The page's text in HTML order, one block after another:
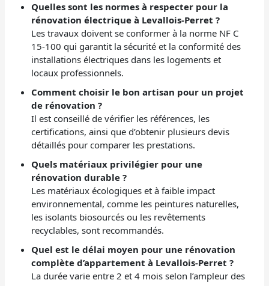
Quelles sont les normes à respecter pour la
rénovation électrique à Levallois-Perret ?
Les travaux doivent se conformer à la norme NF C
15-100 qui garantit la sécurité et la conformité des
installations électriques dans les logements et
locaux professionnels.
Comment choisir le bon artisan pour un projet
de rénovation ?
Il est conseillé de vérifier les références, les
certifications, ainsi que d’obtenir plusieurs devis
détaillés pour comparer les prestations.
Quels matériaux privilégier pour une
rénovation durable ?
Les matériaux écologiques et à faible impact
environnemental, comme les peintures naturelles,
les isolants biosourcés ou les revêtements
recyclables, sont recommandés.
Quel est le délai moyen pour une rénovation
complète d’appartement à Levallois-Perret ?
La durée varie entre 2 et 4 mois selon l’ampleur des